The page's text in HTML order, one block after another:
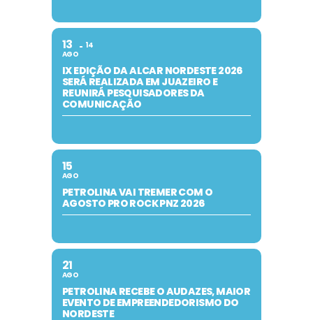
13
AGO
14
IX EDIÇÃO DA ALCAR NORDESTE 2026
SERÁ REALIZADA EM JUAZEIRO E
REUNIRÁ PESQUISADORES DA
COMUNICAÇÃO
15
AGO
PETROLINA VAI TREMER COM O
AGOSTO PRO ROCK PNZ 2026
21
AGO
PETROLINA RECEBE O AUDAZES, MAIOR
EVENTO DE EMPREENDEDORISMO DO
NORDESTE